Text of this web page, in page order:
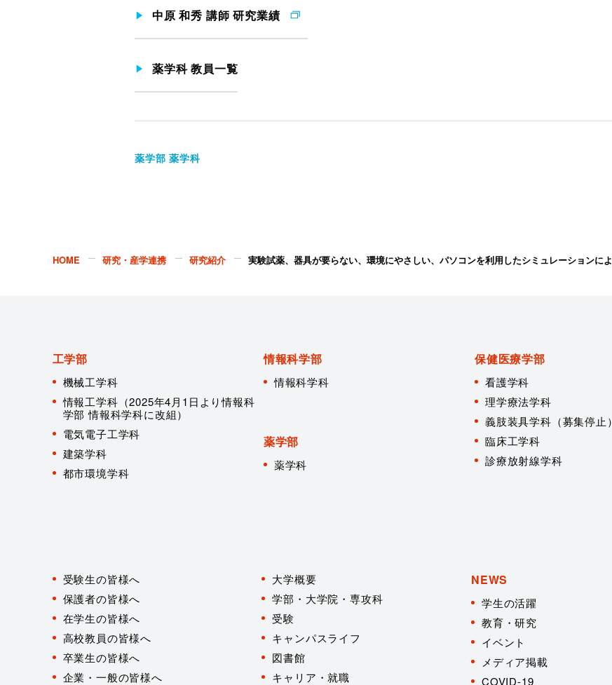
中原 和秀 講師 研究業績
薬学科 教員一覧
薬学部 薬学科
HOME 研究・産学連携 研究紹介 実験試薬、器具が要らない、環境にやさしい、パソコンを利用したシミュレーションに
工学部
機械工学科
情報工学科（2025年4月1日より情報科
学部 情報科学科に改組）
電気電子工学科
建築学科
都市環境学科
情報科学部
情報科学科
薬学部
薬学科
保健医療学部
看護学科
理学療法学科
義肢装具学科（募集停止）
臨床工学科
診療放射線学科
大学概要
学部・大学院・専攻科
受験
キャンパスライフ
図書館
キャリア・就職
者
別
受験生の皆様へ
保護者の皆様へ
在学生の皆様へ
高校教員の皆様へ
卒業生の皆様へ
企業・一般の皆様へ
NEWS
学生の活躍
教育・研究
イベント
メディア掲載
COVID-19